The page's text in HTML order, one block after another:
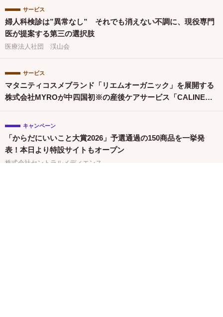
サービス
婦人科検診は”異常なし” それでも消えない不調に、現役専門
医が提案する第三の選択肢
医療法人社団 渓山会
サービス
マタニティコスメブランド「リエムオーガニック」を展開する
株式会社MYROが中四国初※の産後ケアサービス「CALINE」
キャンペーン
「からだにいいこと大賞2026」予選通過の150商品を一挙発
表！本日より特設サイトもオープン
株式会社セントラルメディエンス